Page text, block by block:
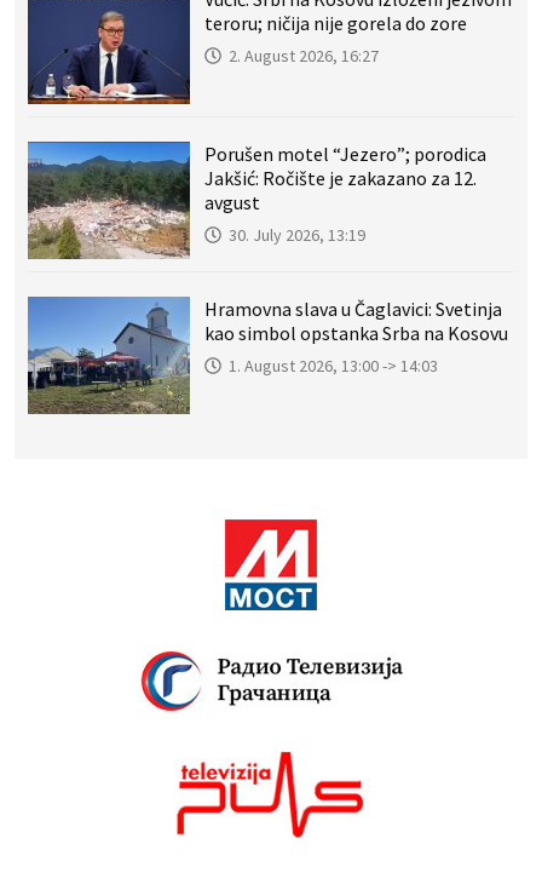
teroru; ničija nije gorela do zore
2. August 2026, 16:27
Porušen motel “Jezero”; porodica
Jakšić: Ročište je zakazano za 12.
avgust
30. July 2026, 13:19
Hramovna slava u Čaglavici: Svetinja
kao simbol opstanka Srba na Kosovu
1. August 2026, 13:00 -> 14:03